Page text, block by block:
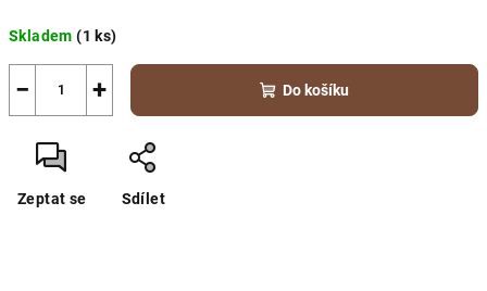
cena:
Skladem(1 ks)
+
− Do košíku
Zeptat se Sdílet